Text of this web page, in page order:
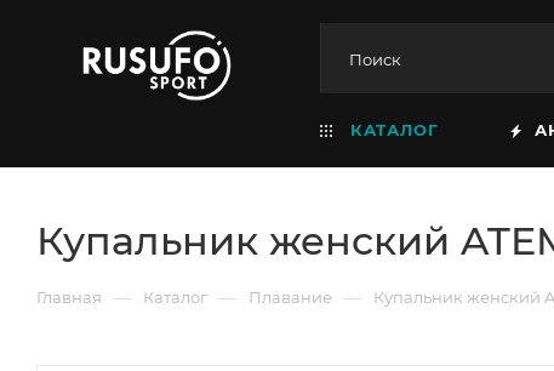
КАТАЛОГ
Купальник женский
Главная — Каталог — Плавание — Купальник женский